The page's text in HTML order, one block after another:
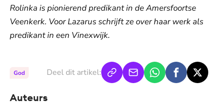
Rolinka is pionierend predikant in de Amersfoortse
Veenkerk. Voor Lazarus schrijft ze over haar werk als
predikant in een Vinexwijk.
God Deel dit artikel:
Auteurs